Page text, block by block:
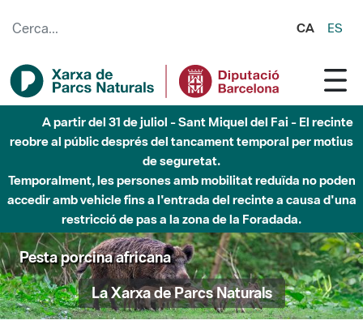
CA ES
A partir del 31 de juliol - Sant Miquel del Fai - El recinte
reobre al públic després del tancament temporal per motius
de seguretat.
Temporalment, les persones amb mobilitat reduïda no poden
accedir amb vehicle fins a l'entrada del recinte a causa d'una
restricció de pas a la zona de la Foradada.
Pesta porcina africana
La Xarxa de Parcs Naturals